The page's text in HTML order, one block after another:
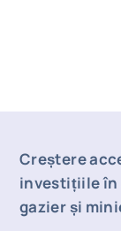
Creștere
investițiile
gazier și